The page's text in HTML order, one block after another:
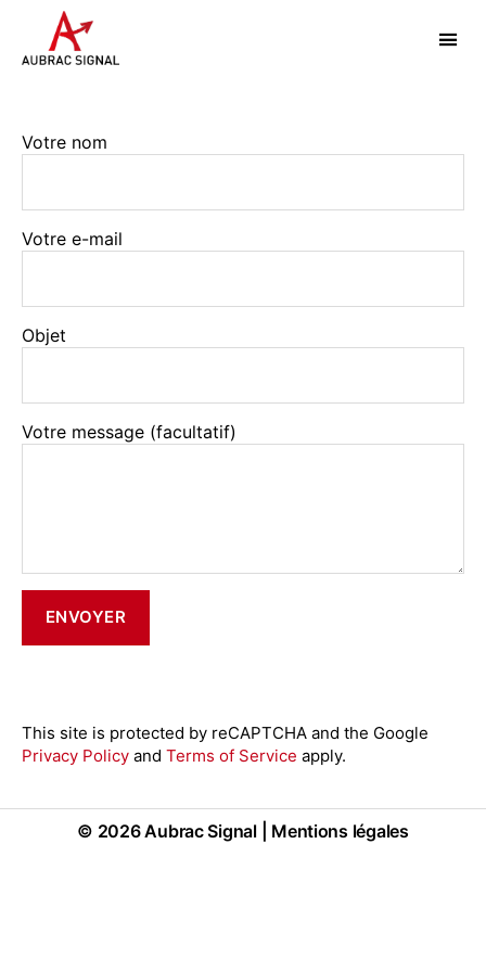
Votre nom
Votre e-mail
Objet
Votre message (facultatif)
This site is protected by reCAPTCHA and the Google
Privacy Policy and Terms of Service apply.
© 2026Aubrac Signal| Mentions légales